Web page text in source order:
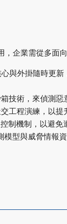
企業需從多面
與外掛隨時更
技術，來偵測惡
工程演練，以
制機制，以避免
模型與威脅情報